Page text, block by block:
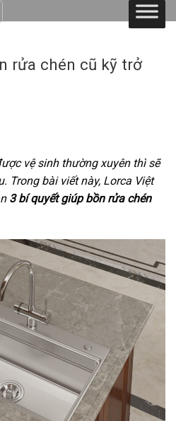
rửa chén cũ kỹ trở
vệ sinh thường xuyên thì sẽ
Trong bài viết này, Lorca Việt
3 bí quyết giúp bồn rửa chén